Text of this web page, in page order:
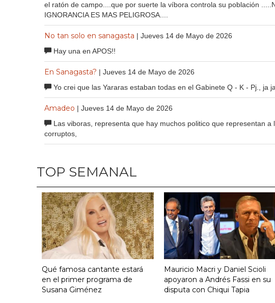
el ratón de campo....que por suerte la víbora controla su población
IGNORANCIA ES MAS PELIGROSA....
No tan solo en sanagasta | Jueves 14 de Mayo de 2026
Hay una en APOS!!
En Sanagasta? | Jueves 14 de Mayo de 2026
Yo crei que las Yararas estaban todas en el Gabinete Q - K - Pj., ja
Amadeo | Jueves 14 de Mayo de 2026
Las viboras, representa que hay muchos politico que representan
corruptos,
TOP SEMANAL
Qué famosa cantante estará
en el primer programa de
Susana Giménez
Mauricio Macri y Daniel Scioli
apoyaron a Andrés Fassi en su
disputa con Chiqui Tapia